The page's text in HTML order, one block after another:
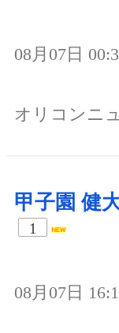
08月07日
オリコンニ
甲子園 健
1
08月07日